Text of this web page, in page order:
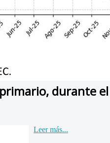
durante
Leer más...